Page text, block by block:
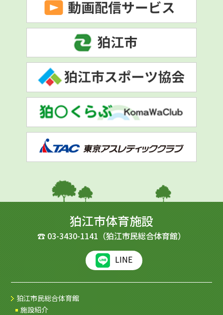
狛江市体育施設
☎ 03-3430-1141 （狛江市民総合体育館）
LINE
狛江市民総合体育館
施設紹介